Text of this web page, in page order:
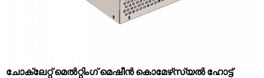
ചോക്ലേറ്റ് മെൽറ്റിംഗ് മെഷീൻ കൊമേഴ്‌സ്യൽ ഹോട്ട്